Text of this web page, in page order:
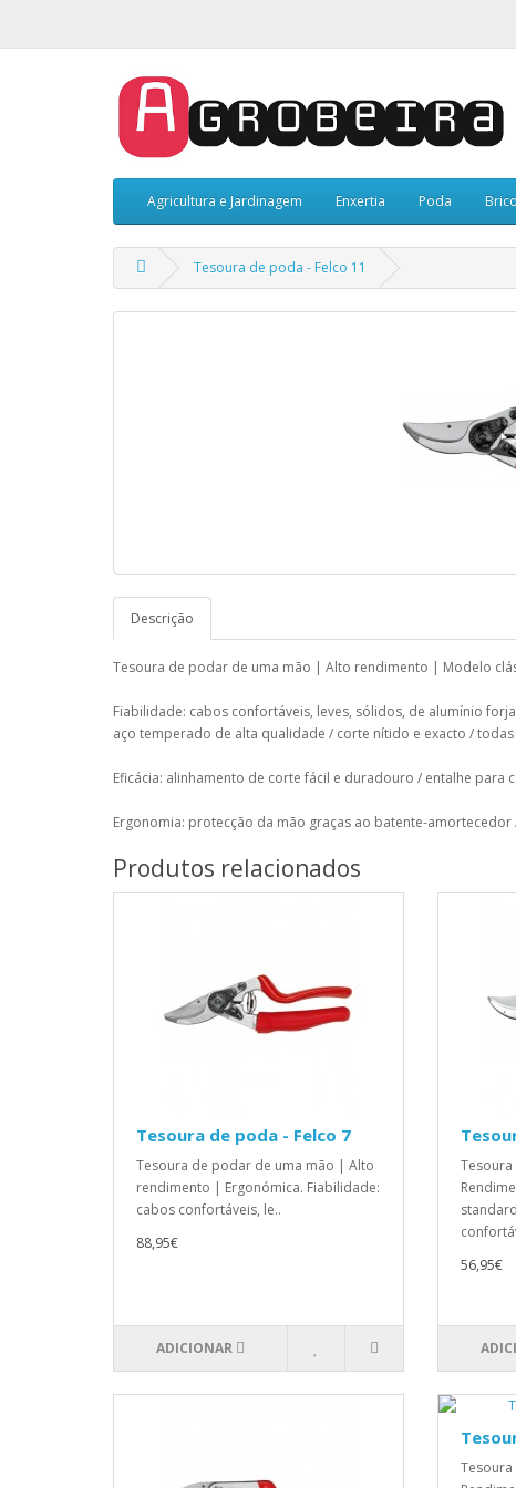
Agricultura e Jardinagem Enxertia Poda
Tesoura de poda - Felco 11
Descrição
Tesoura de podar de uma mão | Alto rendimento | Modelo
Fiabilidade: cabos confortáveis, leves, sólidos, de alumínio
aço temperado de alta qualidade / corte nítido e exacto / todas
Eficácia: alinhamento de corte fácil e duradouro / entalhe para
Ergonomia: protecção da mão graças ao batente-amortecedor
Produtos relacionados
Tesoura de poda - Felco 7
Tesoura de podar de uma mão | Alto
rendimento | Ergonómica. Fiabilidade:
cabos confortáveis, le..
88,95€
ADICIONAR
56,95€